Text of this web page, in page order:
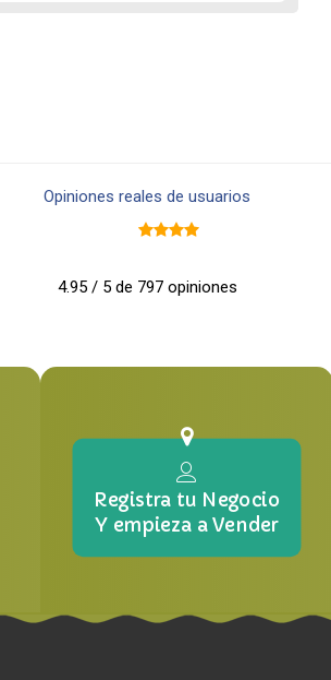
Opiniones reales de usuarios
4.95 / 5 de 797 opiniones
Registra tu Negocio
Y empieza a Vender